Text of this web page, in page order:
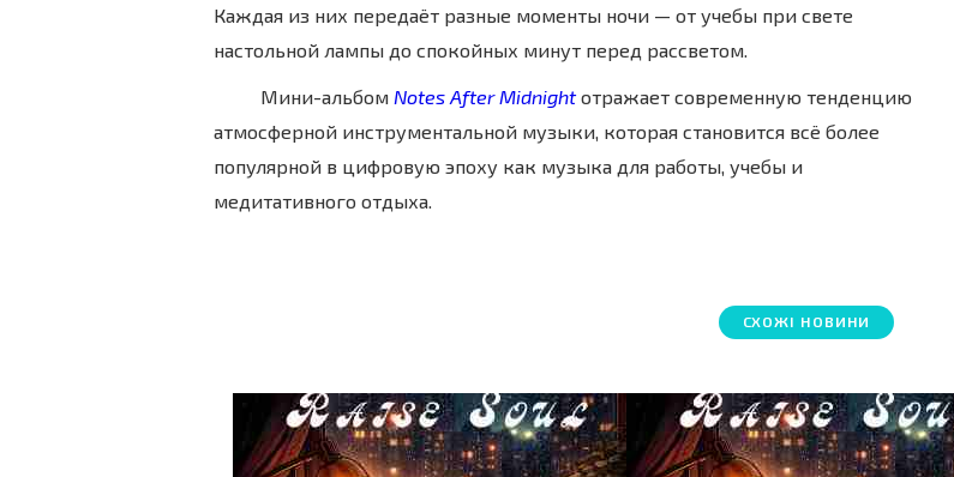
Каждая из них передаёт разные моменты ночи — от учебы при свете
настольной лампы до спокойных минут перед рассветом.
Мини-альбом Notes After Midnight отражает современную тенденцию
атмосферной инструментальной музыки, которая становится всё более
популярной в цифровую эпоху как музыка для работы, учебы и
медитативного отдыха.
СХОЖІ НОВИНИ